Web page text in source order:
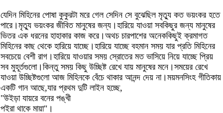
যেদিন মিহিনের পোষা কুকুরটা মরে গেল সেদিন সে বুঝেছিল মৃত্যু কত ভয়ংকর হতে
পারে।মৃত্যু ভয়ংকর জীবিত মানুষের জন্য।হারিয়ে যাওয়া সবকিছুর জন্য মানুষের
ভিতর এক ধরনের হাহাকার কাজ করে।অথচ চারপাশের অনেককিছুই ক্রমাগত
মিহিনের কাছ থেকে হারিয়ে যাচ্ছে।হারিয়ে যাচ্ছে বহমান সময় যার প্রতি মিহিনের
সবচেয়ে বেশী রাগ।হারিয়ে যাওয়ার সময় স্রোতের মত ভাসিয়ে নিয়ে যাচ্ছে প্রিয়
সব মুহূর্তগুলো।কিন্তু সময় কিছু উচ্ছিষ্ট রেখে যায় মানুষের মনে।সময়ের রেখে
যাওয়া উচ্ছিষ্টগুলো আজ মিহিনকে বেঁচে থাকার আনন্দ দেয় না।ময়মনসিংহ গীতিকায়
একটি গান আছে,যার প্রথম দুটি লাইন হচ্ছে,
"উইড়া যায়রে বনের পঙ্খী
পইরা থাকে মায়া"।